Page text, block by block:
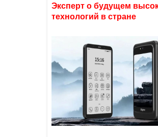
Эксперт о будущем
технологий в стране